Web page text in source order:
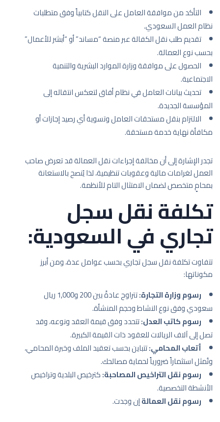
التأكد من موافقة العامل على النقل كتابياً وفق متطلبات
نظام العمل السعودي.
تقديم طلب نقل الكفالة عبر منصة “مساند” أو “أبشر للأعمال”
بحسب نوع العمالة.
الحصول على موافقة وزارة الموارد البشرية والتنمية
الاجتماعية.
تحديث بيانات العامل في نظام أفاق لتعكس انتقاله إلى
المؤسسة الجديدة.
الالتزام بنقل مستحقات العامل وتسوية أي رصيد إجازات أو
مكافأة نهاية خدمة مستحقة.
تجدر الإشارة إلى أن مخالفة إجراءات نقل العمالة قد تعرض صاحب
العمل لغرامات مالية وعقوبات تنظيمية، لذا يُنصح بالاستعانة
بمحامٍ متخصص لضمان الامتثال التام للأنظمة.
تكلفة نقل سجل
تجاري في السعودية:
تتفاوت تكلفة نقل سجل تجاري بحسب عوامل عدة، ومن أبرز
مكوناتها:
رسوم وزارة التجارة:
تتراوح عادةً بين 200 و1,000 ريال
سعودي وفق نوع النشاط وحجم المنشأة.
رسوم كاتب العدل:تتحدد وفق قيمة العقد ونوعه، وقد
تصل إلى آلاف الريالات للعقود ذات القيمة الكبيرة.
أتعاب المحامي:تتباين بحسب تعقيد الملف وخبرة المحامي،
وتُمثل استثماراً ضرورياً لحماية مصالحك.
رسوم نقل التراخيص المصاحبة:كترخيص البلدية وتراخيص
الأنشطة التخصصية.
رسوم نقل العمالةإن وجدت.